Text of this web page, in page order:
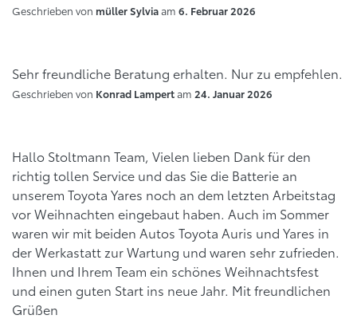
Geschrieben von müller Sylviaam 6. Februar 2026
Sehr freundliche Beratung erhalten. Nur zu empfehlen.
Geschrieben von Konrad Lampertam 24. Januar 2026
Hallo Stoltmann Team, Vielen lieben Dank für den
richtig tollen Service und das Sie die Batterie an
unserem Toyota Yares noch an dem letzten Arbeitstag
vor Weihnachten eingebaut haben. Auch im Sommer
waren wir mit beiden Autos Toyota Auris und Yares in
der Werkastatt zur Wartung und waren sehr zufrieden.
Ihnen und Ihrem Team ein schönes Weihnachtsfest
und einen guten Start ins neue Jahr. Mit freundlichen
Grüßen